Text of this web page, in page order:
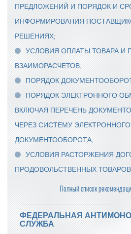
ПРЕДЛОЖЕНИЙ И ПОРЯДОК И
ИНФОРМИРОВАНИЯ
РЕШЕНИЯХ;
УСЛОВИЯ ОПЛАТЫ ТОВАРА И
ВЗАИМОРАСЧЕТОВ;
ПОРЯДОК
ПОРЯДОК ЭЛЕКТРОННОГО
ВКЛЮЧАЯ ПЕРЕЧЕНЬ
ЧЕРЕЗ СИСТЕМУ ЭЛЕКТРОННОГО
ДОКУМЕНТООБОРОТА;
УСЛОВИЯ РАСТОРЖЕНИЯ
ПРОДОВОЛЬСТВЕННЫХ ТОВАРОВ.
Полный список
ФЕДЕРАЛЬНАЯ
СЛУЖБА